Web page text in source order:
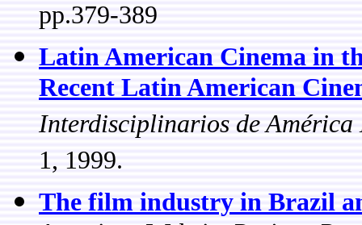
pp.379-389
Latin American Cinema in
Recent Latin American
Interdisciplinarios de
1, 1999.
The film industry in Brazil